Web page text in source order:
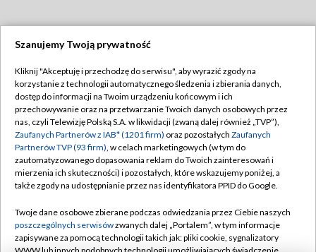
TVP
Abonament TVP
Emisja w TVP
Centrum informacji TVP
Naziemna Telewizja Cyfrowa
Rada Programowa
System NOS
Regulamin TVP
Polityka prywatności
Moje zgody
Pomoc
Kontakt
Szanujemy Twoją prywatność
Kliknij "Akceptuję i przechodzę do serwisu", aby wyrazić zgody na
korzystanie z technologii automatycznego śledzenia i zbierania danych,
dostęp do informacji na Twoim urządzeniu końcowym i ich
przechowywanie oraz na przetwarzanie Twoich danych osobowych przez
nas, czyli Telewizję Polską S.A. w likwidacji (zwaną dalej również „TVP”),
Zaufanych Partnerów z IAB* (1201 firm) oraz pozostałych Zaufanych
Partnerów TVP (93 firm), w celach marketingowych (w tym do
zautomatyzowanego dopasowania reklam do Twoich zainteresowań i
mierzenia ich skuteczności) i pozostałych, które wskazujemy poniżej, a
także zgody na udostępnianie przez nas identyfikatora PPID do Google.
Twoje dane osobowe zbierane podczas odwiedzania przez Ciebie naszych
poszczególnych serwisówzwanych dalej „Portalem”, w tym informacje
zapisywane za pomocą technologii takich jak: pliki cookie, sygnalizatory